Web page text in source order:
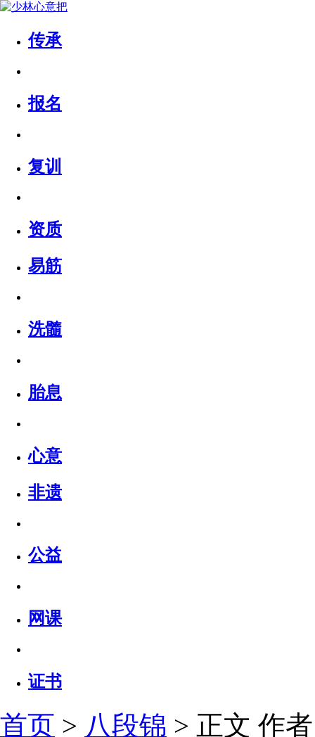
传承
报名
复训
资质
易筋
洗髓
胎息
心意
非遗
公益
网课
证书
首页 > 八段锦 > 正文 作